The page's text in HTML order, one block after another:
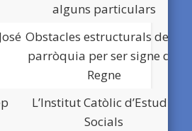
alguns particulars
Obstacles estructurals de la
parròquia per ser signe del
Regne
L’Institut Catòlic d’Estudis
Socials